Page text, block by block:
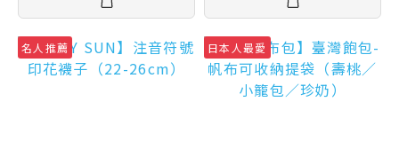
名人推薦 日本人最愛